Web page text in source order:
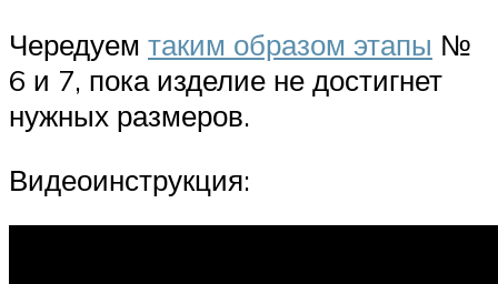
Чередуем таким образом этапы №
6 и 7, пока изделие не достигнет
нужных размеров.
Видеоинструкция: